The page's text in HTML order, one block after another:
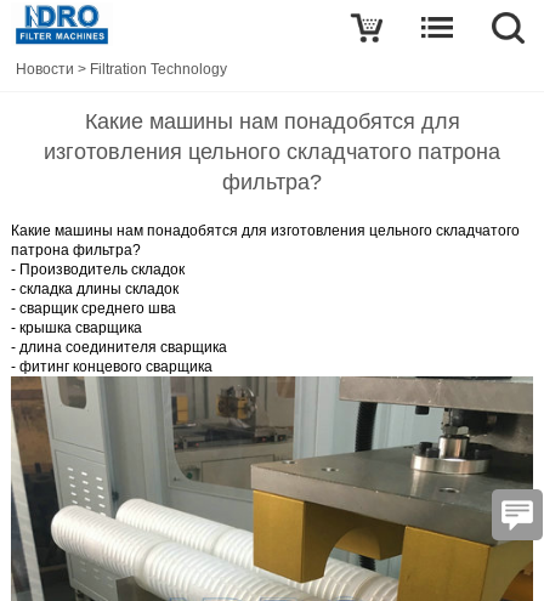
Новости > Filtration Technology
Какие машины нам понадобятся для
изготовления цельного складчатого патрона
фильтра?
Какие машины нам понадобятся для изготовления цельного складчатого
патрона фильтра?
- Производитель складок
- складка длины складок
- сварщик среднего шва
- крышка сварщика
- длина соединителя сварщика
- фитинг концевого сварщика